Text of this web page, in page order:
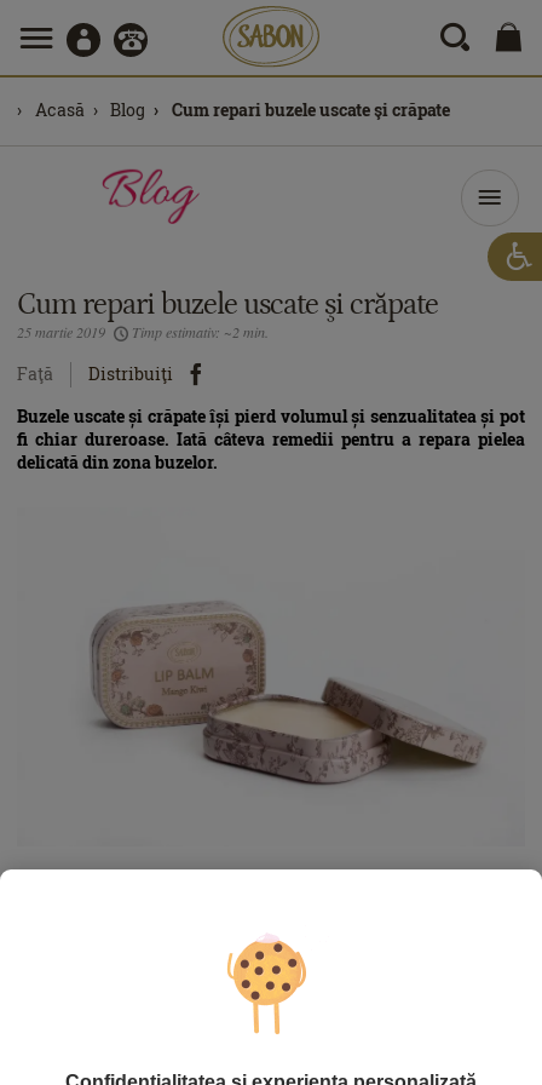
Acasă Blog Cum repari buzele uscate şi crăpate
Cum repari buzele uscate şi crăpate
25 martie 2019 Timp estimativ: ~2 min.
Faţă
Distribuiţi
Buzele uscate și crăpate își pierd volumul și senzualitatea și pot
fi chiar dureroase. Iată câteva remedii pentru a repara pielea
delicată din zona buzelor.
vânt, frig, praf sau uscăciunea aerului, pentru că e de trei ori
mai subţire decât cea din alte zone şi are vasele de sânge la
suprafaţă – ele îi dau nuanța de roz. Buzele se deshidratează
de zece ori mai repede decât alte părţi ale pielii, de aici şi
tendinţa de a se crăpa foarte lesne, ajungându-se chiar până la